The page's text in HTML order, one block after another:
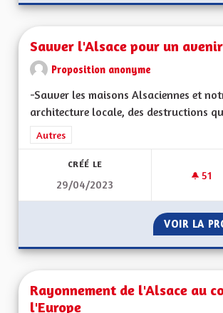
Sauver l'Alsace pour un
Proposition anonyme
-Sauver les maisons Alsaciennes et
architecture locale, des destructions
Filtrer les résultats de la catégorie : Autres
Autres
CRÉÉ LE
29/04/2023
51
VOIR LA
Rayonnement de l'Alsace au
l'Europe